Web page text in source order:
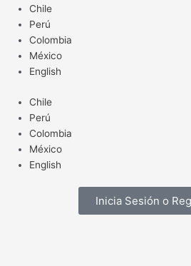
contenido
Chile
Perú
Colombia
México
English
Chile
Perú
Colombia
México
English
Inicia Sesión o